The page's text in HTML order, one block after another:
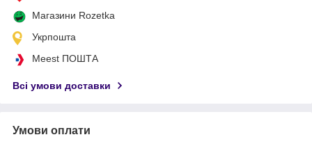
Магазини Rozetka
Укрпошта
Meest ПОШТА
Всі умови доставки
Умови оплати